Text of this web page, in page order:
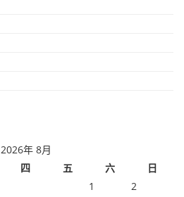
2026年 8月
四 五 六
日
1
2